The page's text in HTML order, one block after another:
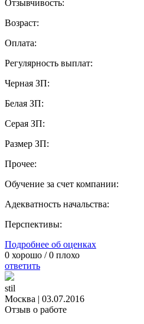
Отзывчивость:
Возраст:
Оплата:
Регулярность выплат:
Черная ЗП:
Белая ЗП:
Серая ЗП:
Размер ЗП:
Прочее:
Обучение за счет компании:
Адекватность начальства:
Перспективы:
Подробнее об оценках
0 хорошо /0 плохо
ответить
stil
Москва | 03.07.2016
Отзыв о работе